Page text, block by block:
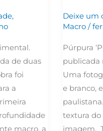
,
de duas
foi
a
macro, a
Deixe um
Macro/
Púrpura
publicada
Uma
e branco,
textura do
imagem.